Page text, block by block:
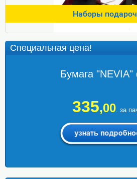
Специальная цена!
Бумага
335,00. за
Наборы